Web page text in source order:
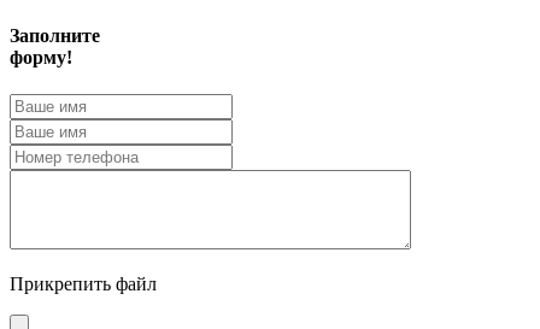
Заполните
форму!
Прикрепить файл